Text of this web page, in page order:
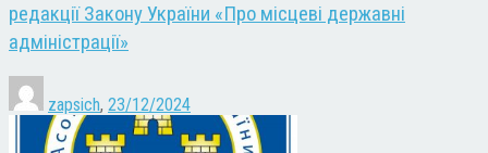
редакції Закону України «Про місцеві державні
адміністрації»
zapsich, 23/12/2024